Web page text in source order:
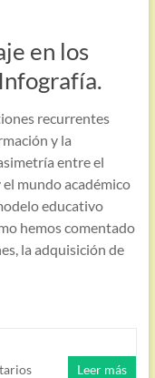
en los
recurrentes
y la
entre el
mundo académico
educativo
hemos comentado
la adquisición de
Leer más